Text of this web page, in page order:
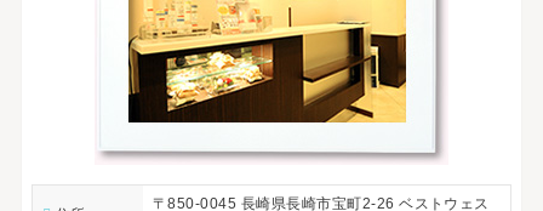
〒850-0045 長崎県長崎市宝町2-26 ベストウェス